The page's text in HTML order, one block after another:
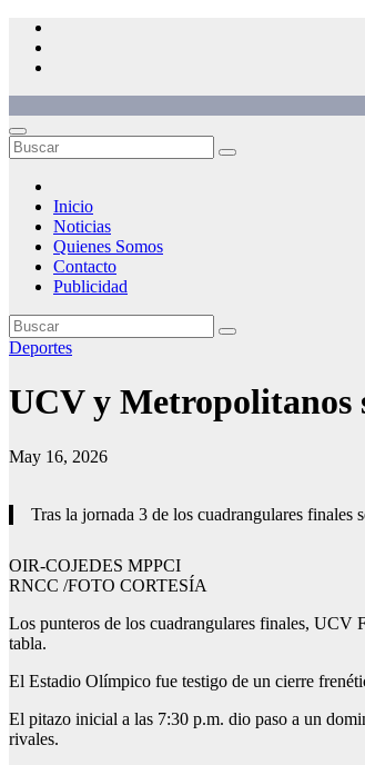
Saltar
contenido
Inicio
Noticias
Quienes Somos
Contacto
Publicidad
Deportes
UCV y Metropolitanos
May 16, 2026
Tras la jornada 3 de los cuadrangulares finales
OIR-COJEDES MPPCI
RNCC /FOTO CORTESÍA
Los punteros de los cuadrangulares finales, UCV
tabla.
El Estadio Olímpico fue testigo de un cierre
El pitazo inicial a las 7:30 p.m. dio paso a un
rivales.